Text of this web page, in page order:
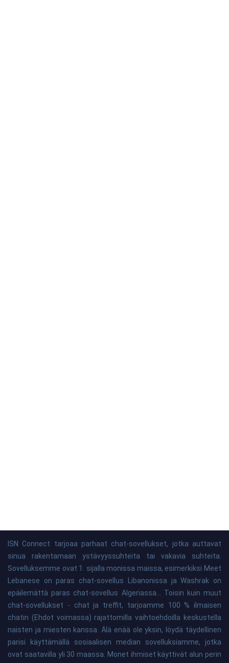
ISN Connect tarjoaa parhaat chat-sovellukset, jotka auttavat
sinua rakentamaan ystävyyssuhteita tai vakavia suhteita.
Sovelluksemme ovat 1. sijalla monissa maissa, esimerkiksi Meet
Lebanese on paras chat-sovellus Libanonissa ja Washrak on
epäilemättä paras chat-sovellus Algeriassa... Toisin kuin muut
chat-sovellukset - chat ja treffit, tarjoamme 100 % ilmaisen
chatin (Ehdot voimassa) rajattomilla vaihtoehdoilla keskustella
naisten ja miesten kanssa. Älä enää ole yksin, löydä täydellinen
parisi käyttämällä sosiaalisen median sovelluksiamme, jotka
ovat saatavilla yli 30 maassa. Monet ihmiset käyttivät alun perin